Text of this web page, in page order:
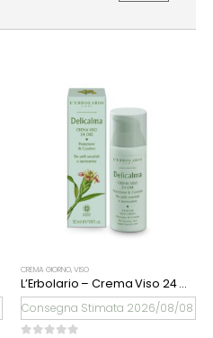
CREMA GIORNO,VISO
L’Erbolario – Crema Viso 24 Ore Delicalma
Consegna Stimata 2026/08/08